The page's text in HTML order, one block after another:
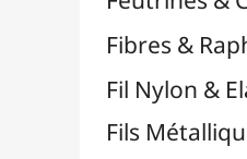
Savons
Serviettes
Sublimation
Tampons et Encreurs